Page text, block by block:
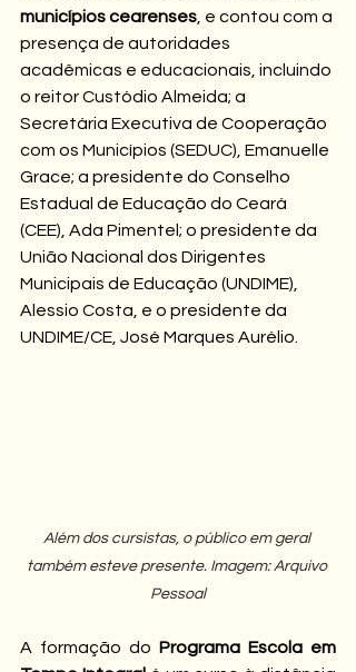
municípios cearenses , e contou com a
presença de autoridades
acadêmicas e educacionais, incluindo
o reitor Custódio Almeida; a
Secretária Executiva de Cooperação
com os Municípios (SEDUC), Emanuelle
Grace; a presidente do Conselho
Estadual de Educação do Ceará
(CEE), Ada Pimentel; o presidente da
União Nacional dos Dirigentes
Municipais de Educação (UNDIME),
Alessio Costa, e o presidente da
UNDIME/CE, José Marques Aurélio.
Além dos cursistas, o público em geral
também esteve presente. Imagem: Arquivo
Pessoal
A formação do Programa Escola em